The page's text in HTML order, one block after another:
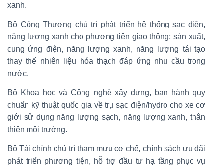
xanh.
Bộ Công Thương chủ trì phát triển hệ thống sạc điện,
năng lượng xanh cho phương tiện giao thông; sản xuất,
cung ứng điện, năng lượng xanh, năng lượng tái tạo
thay thế nhiên liệu hóa thạch đáp ứng nhu cầu trong
nước.
Bộ Khoa học và Công nghệ xây dựng, ban hành quy
chuẩn kỹ thuật quốc gia về trụ sạc điện/hydro cho xe cơ
giới sử dụng năng lượng sạch, năng lượng xanh, thân
thiện môi trường.
Bộ Tài chính chủ trì tham mưu cơ chế, chính sách ưu đãi
phát triển phương tiện, hỗ trợ đầu tư hạ tầng phục vụ